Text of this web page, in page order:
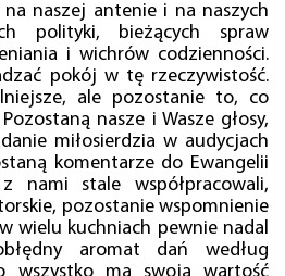
naszej antenie i na naszych
polityki, bieżących spraw
i wichrów codzienności.
pokój w tę rzeczywistość.
ale pozostanie to, co
nasze i Wasze głosy,
miłosierdzia w audycjach
komentarze do Ewangelii
nami stale współpracowali,
pozostanie wspomnienie
wielu kuchniach pewnie nadal
aromat dań według